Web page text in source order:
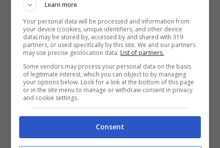
gradimento e optare per un
antipasto di cozze.
Per renderle più sfiziose, però, ti
consigliamo di preparare una miscela di
pane raffermo, formaggio, aglio, olio e
prezzemolo, così da rendere iltutto più
croccante e sfizioso!
Learn more
Your personal data will be processed and information from
your device (cookies, unique identifiers, and other device
data) may be stored by, accessed by and shared with 319
partners, or used specifically by this site. We and our partners
may use precise geolocation data. List of partners.
Some vendors may process your personal data on the basis
of legitimate interest, which you can object to by managing
your options below. Look for a link at the bottom of this page
or in the site menu to manage or withdraw consent in privacy
and cookie settings.
Consent